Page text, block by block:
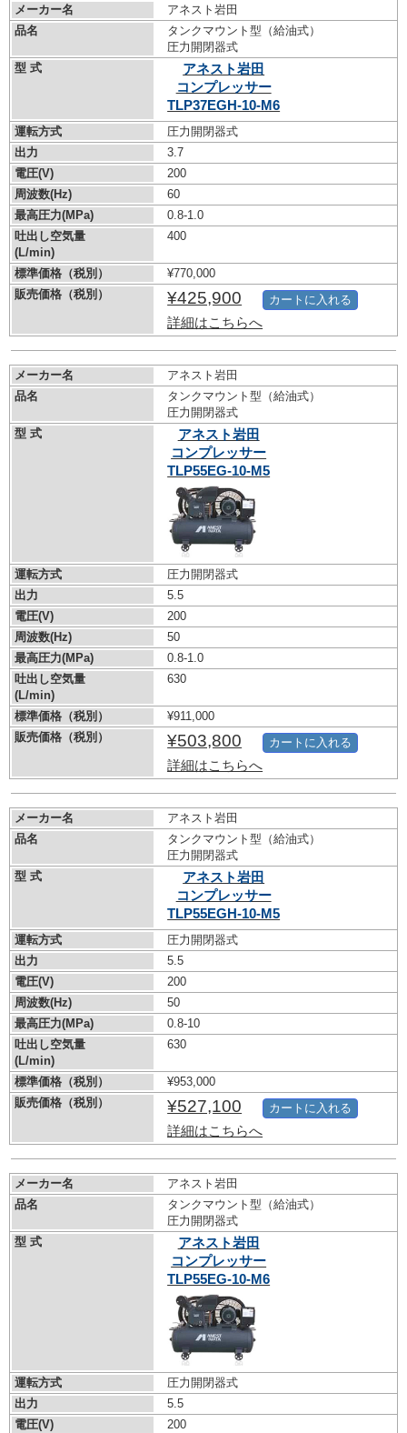
メーカー名
アネスト岩田
品名
タンクマウント型（給油式）
圧力開閉器式
型 式
アネスト岩田
コンプレッサー
TLP37EGH-10-M6
運転方式
圧力開閉器式
出力
3.7
電圧(V)
200
周波数(Hz)
60
最高圧力(MPa)
0.8-1.0
吐出し空気量
(L/min)
400
標準価格（税別）
¥770,000
販売価格（税別）
¥425,900
詳細はこちらへ
カートに入れる
メーカー名
アネスト岩田
品名
タンクマウント型（給油式）
圧力開閉器式
型 式
アネスト岩田
コンプレッサー
TLP55EG-10-M5
運転方式
圧力開閉器式
出力
5.5
電圧(V)
200
周波数(Hz)
50
最高圧力(MPa)
0.8-1.0
吐出し空気量
(L/min)
630
標準価格（税別）
¥911,000
販売価格（税別）
¥503,800
詳細はこちらへ
カートに入れる
メーカー名
アネスト岩田
品名
タンクマウント型（給油式）
圧力開閉器式
型 式
アネスト岩田
コンプレッサー
TLP55EGH-10-M5
運転方式
圧力開閉器式
出力
5.5
電圧(V)
200
周波数(Hz)
50
最高圧力(MPa)
0.8-10
吐出し空気量
(L/min)
630
標準価格（税別）
¥953,000
販売価格（税別）
¥527,100
詳細はこちらへ
カートに入れる
メーカー名
アネスト岩田
品名
タンクマウント型（給油式）
圧力開閉器式
型 式
アネスト岩田
コンプレッサー
TLP55EG-10-M6
運転方式
圧力開閉器式
出力
5.5
電圧(V)
200